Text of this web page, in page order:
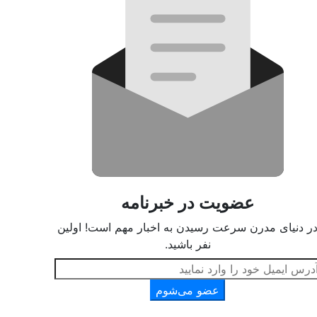
عضویت در خبرنامه
در دنیای مدرن سرعت رسیدن به اخبار مهم است! اولین
نفر باشید.
عضو می‌شوم